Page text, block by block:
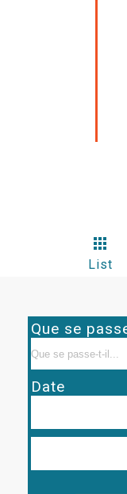
List
Que se
Date